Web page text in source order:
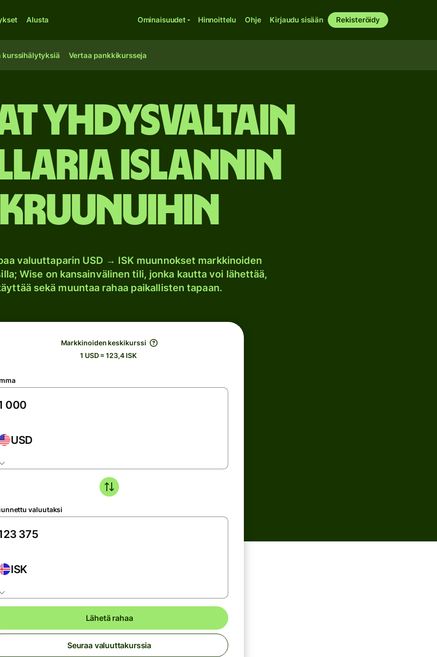
Alusta Ominaisuudet Hinnoittelu Ohje Kirjaudu sisään Rekisteröidy
kurssihälytyksiä Vertaa pankkikursseja
Yhdysvaltain
Islannin
valuuttaparin USD → ISK muunnokset markkinoiden
Wise on kansainvälinen tili, jonka kautta voi lähettää,
sekä muuntaa rahaa paikallisten tapaan.
Markkinoiden keskikurssi
1 USD = 123,4 ISK
USD
valuutaksi
ISK
Lähetä rahaa
Seuraa valuuttakurssia